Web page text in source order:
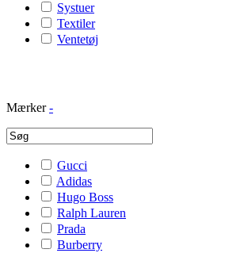
Systuer
Textiler
Ventetøj
Mærker -
Gucci
Adidas
Hugo Boss
Ralph Lauren
Prada
Burberry